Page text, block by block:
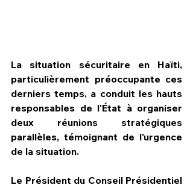
HPN Live
La situation sécuritaire en Haïti,
particulièrement préoccupante ces
derniers temps, a conduit les hauts
responsables de l'État à organiser
deux réunions stratégiques
parallèles, témoignant de l'urgence
de la situation.
Le Président du Conseil Présidentiel